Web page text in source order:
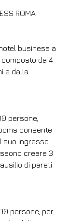
ROMA
business a
da 4
e dalla
persone,
consente
suo ingresso
creare 3
di pareti
persone, per